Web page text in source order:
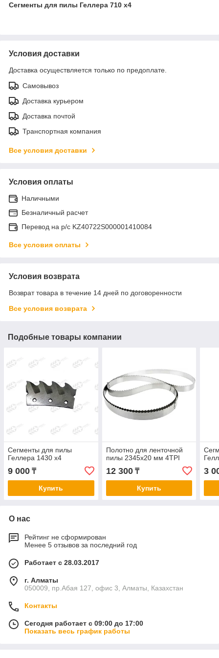
Сегменты для пилы Геллера 710 х4
Условия доставки
Доставка осуществляется только по предоплате.
Самовывоз
Доставка курьером
Доставка почтой
Транспортная компания
Все условия доставки
Условия оплаты
Наличными
Безналичный расчет
Перевод на р/с KZ40722S000001410084
Все условия оплаты
Условия возврата
Возврат товара в течение 14 дней по договоренности
Все условия возврата
Подобные товары компании
Сегменты для пилы
Геллера 1430 х4
9 000 ₸
Купить
Пoлoтно для лeнточной
пилы 2345х20 мм 4TPI
12 300₸
Купить
3
О нас
Рейтинг не сформирован
Менее 5 отзывов за последний год
Работает с 28.03.2017
г. Алматы
050009, пр.Абая 127, офис 3, Алматы, Казахстан
Контакты
Сегодня работает с 09:00 до 17:00
Показать весь график работы